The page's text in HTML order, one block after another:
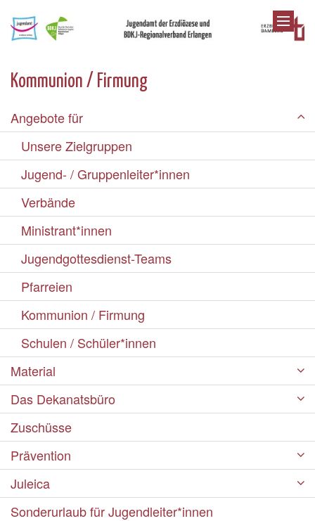
Kommunion / Firmung
Angebote für
Unsere Zielgruppen
Jugend- / Gruppenleiter*innen
Verbände
Ministrant*innen
Jugendgottesdienst-Teams
Pfarreien
Kommunion / Firmung
Schulen / Schüler*innen
Material
Das Dekanatsbüro
Zuschüsse
Prävention
Juleica
Sonderurlaub für Jugendleiter*innen